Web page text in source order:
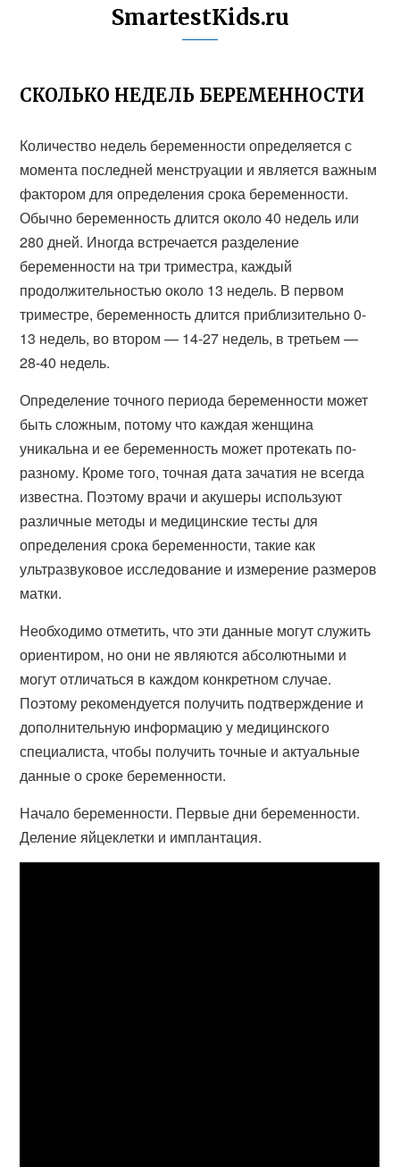
SmartestKids.ru
СКОЛЬКО НЕДЕЛЬ БЕРЕМЕННОСТИ
Количество недель беременности определяется с
момента последней менструации и является важным
фактором для определения срока беременности.
Обычно беременность длится около 40 недель или
280 дней. Иногда встречается разделение
беременности на три триместра, каждый
продолжительностью около 13 недель. В первом
триместре, беременность длится приблизительно 0-
13 недель, во втором — 14-27 недель, в третьем —
28-40 недель.
Определение точного периода беременности может
быть сложным, потому что каждая женщина
уникальна и ее беременность может протекать по-
разному. Кроме того, точная дата зачатия не всегда
известна. Поэтому врачи и акушеры используют
различные методы и медицинские тесты для
определения срока беременности, такие как
ультразвуковое исследование и измерение размеров
матки.
Необходимо отметить, что эти данные могут служить
ориентиром, но они не являются абсолютными и
могут отличаться в каждом конкретном случае.
Поэтому рекомендуется получить подтверждение и
дополнительную информацию у медицинского
специалиста, чтобы получить точные и актуальные
данные о сроке беременности.
Начало беременности. Первые дни беременности.
Деление яйцеклетки и имплантация.